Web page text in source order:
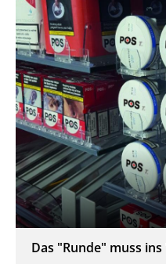
Das "Runde" muss ins